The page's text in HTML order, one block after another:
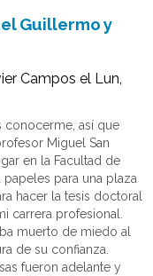
Guillermo y
Campos el Lun,
conocerme, así que
Miguel San
en la Facultad de
para una plaza
hacer la tesis doctoral
carrera profesional.
muerto de miedo al
de su confianza.
fueron adelante y